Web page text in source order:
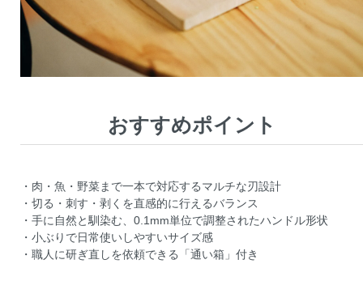
おすすめポイント
・肉・魚・野菜まで一本で対応するマルチな刃設計
・切る・刺す・剥くを直感的に行えるバランス
・手に自然と馴染む、0.1mm単位で調整されたハンドル形状
・小ぶりで日常使いしやすいサイズ感
・職人に研ぎ直しを依頼できる「通い箱」付き